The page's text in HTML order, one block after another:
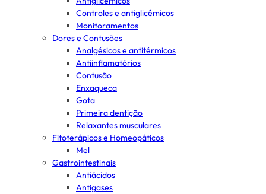
Controles e antiglicêmicos
Monitoramentos
Dores e Contusões
Analgésicos e antitérmicos
Antiinflamatórios
Contusão
Enxaqueca
Gota
Primeira dentição
Relaxantes musculares
Fitoterápicos e Homeopáticos
Mel
Gastrointestinais
Antiácidos
Antigases